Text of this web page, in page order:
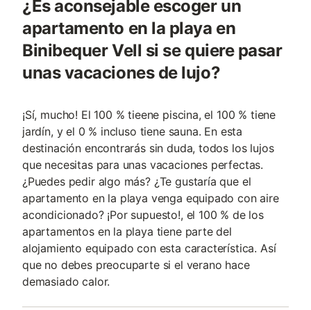
¿Es aconsejable escoger un
apartamento en la playa en
Binibequer Vell si se quiere pasar
unas vacaciones de lujo?
¡Sí, mucho! El 100 % tieene piscina, el 100 % tiene
jardín, y el 0 % incluso tiene sauna. En esta
destinación encontrarás sin duda, todos los lujos
que necesitas para unas vacaciones perfectas.
¿Puedes pedir algo más? ¿Te gustaría que el
apartamento en la playa venga equipado con aire
acondicionado? ¡Por supuesto!, el 100 % de los
apartamentos en la playa tiene parte del
alojamiento equipado con esta característica. Así
que no debes preocuparte si el verano hace
demasiado calor.